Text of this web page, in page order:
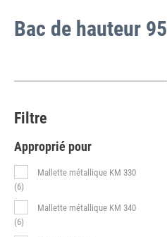
Bac de hauteur 95
Filtre
Approprié pour
Mallette métallique KM 330
(6)
Mallette métallique KM 340
(6)